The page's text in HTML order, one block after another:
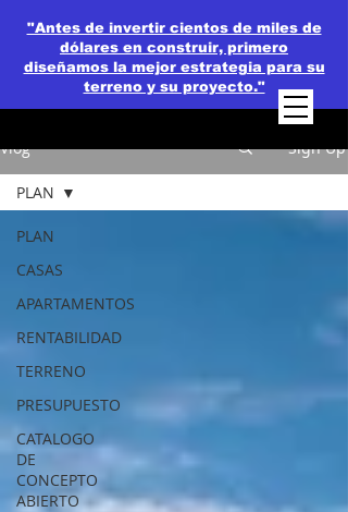
"Antes de invertir cientos de miles de
dólares en construir, primero
diseñamos la mejor estrategia para su
terreno y su proyecto."
Vlog Sign Up
PLAN
CASAS
APARTAMENTOS
RENTABILIDAD
TERRENO
PRESUPUESTO
CATALOGO
DE
CONCEPTO
ABIERTO
PLAN